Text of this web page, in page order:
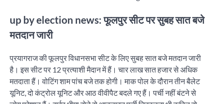
up by election news: फूलपुर सीट पर सुबह सात बजे
मतदान जारी
प्रयागराज की फूलपुर विधानसभा सीट के लिए सुबह सात बजे मतदान जारी
है। इस सीट पर 12 प्रत्याशी मैदान में हैं। चार लाख सात हजार से अधिक
मतदाता हैं। वोटिंग शाम पांच बजे तक होगी। माक पोल के दौरान तीन बैलेट
यूनिट, दो कंट्रोल यूनिट और आठ वीवीपैट बदले गए हैं। पर्ची नहीं बंटने से